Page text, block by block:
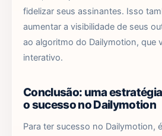
fidelizar seus assinantes. Isso
aumentar a visibilidade de seus
ao algoritmo do Dailymotion, que
interativo.
Conclusão: uma
o sucesso no Dailymotion
Para ter sucesso no Dailymotion,